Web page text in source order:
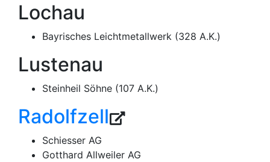
Lochau
Bayrisches Leichtmetallwerk (328 A.K.)
Lustenau
Steinheil Söhne (107 A.K.)
Radolfzell
Schiesser AG
Gotthard Allweiler AG